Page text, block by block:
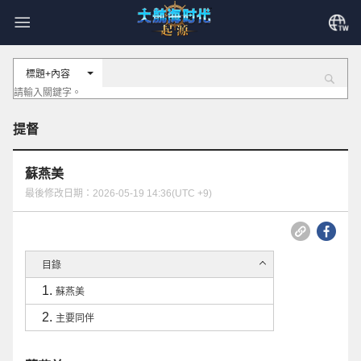
標題+內容
提督
蘇燕美
最後修改日期：2026-05-19 14:36(UTC +9)
目錄
蘇燕美
主要同伴